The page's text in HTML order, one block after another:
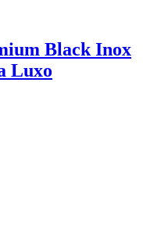
Black Inox
Luxo